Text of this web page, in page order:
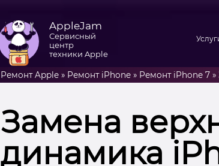
AppleJam
Сервисный
центр
техники Apple
Ремонт Apple» Ремонт iPhone» Ремонт iPhone 7»
Замена
динамика